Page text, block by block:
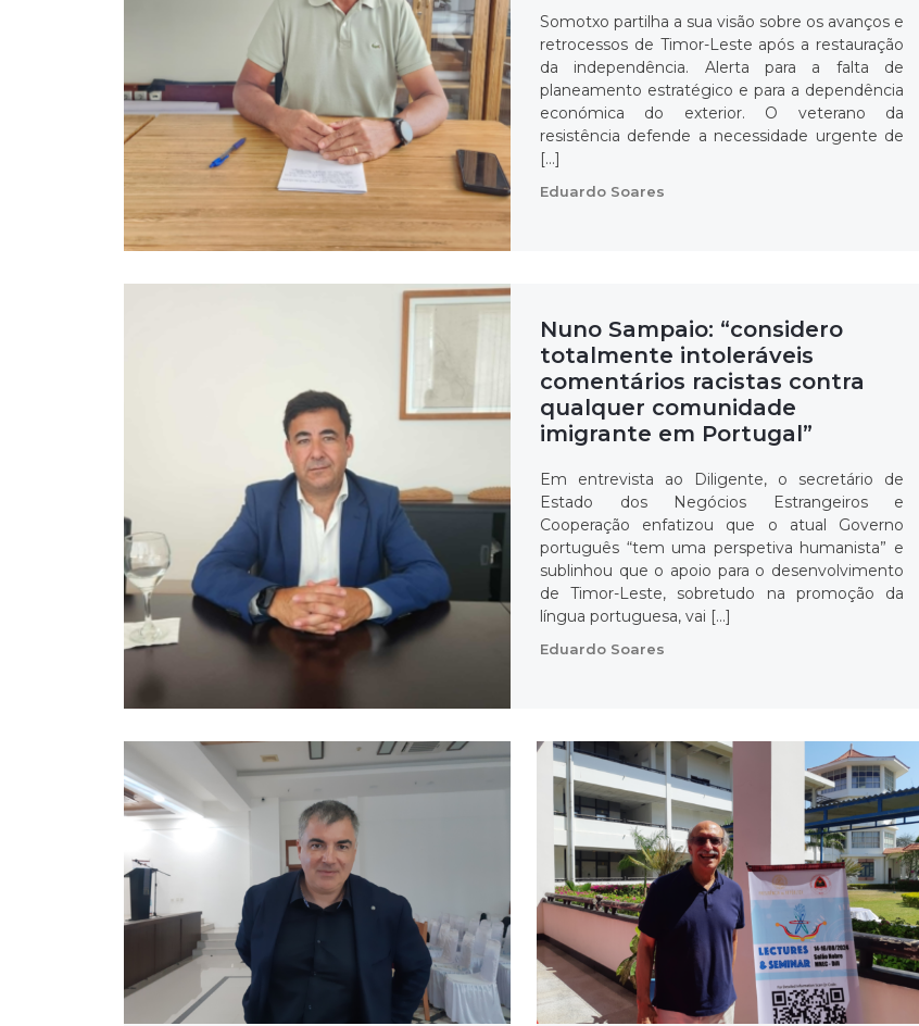
Somotxo partilha a sua visão sobre os avanços e
retrocessos de Timor-Leste após a restauração
da independência. Alerta para a falta de
planeamento estratégico e para a dependência
económica do exterior. O veterano da
resistência defende a necessidade urgente de
[…]
Eduardo Soares
Nuno Sampaio: “considero
totalmente intoleráveis
comentários racistas contra
qualquer comunidade
imigrante em Portugal”
Em entrevista ao Diligente, o secretário de
Estado dos Negócios Estrangeiros e
Cooperação enfatizou que o atual Governo
português “tem uma perspetiva humanista” e
sublinhou que o apoio para o desenvolvimento
de Timor-Leste, sobretudo na promoção da
língua portuguesa, vai […]
Eduardo Soares